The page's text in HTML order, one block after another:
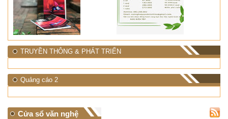
TRUYỀN THÔNG & PHÁT TRIỂN
Quảng cáo 2
Cửa sổ văn nghệ